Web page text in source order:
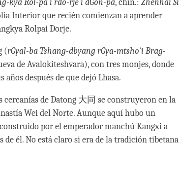
kya Rol-pa'i rdo-rje'i dGon-pa, chin.: Zhenhai Si
Interior que recién comienzan a aprender
Rolpai Dorje.
(rGyal-ba Tshang-dbyang rGya-mtsho'i Brag-
de Avalokiteshvara), con tres monjes, donde
después de que dejó Lhasa.
cercanías de Datong 大同 se construyeron en la
Wei del Norte. Aunque aquí hubo un
por el emperador manchú Kangxi a
él. No está claro si era de la tradición tibetana